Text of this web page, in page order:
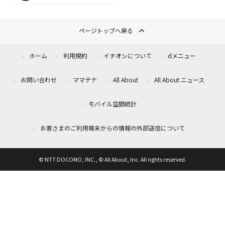
ページトップへ戻る
ホーム 利用規約 イチオシについて dメニュー
お問い合わせ ママテナ All About All About ニュース
モバイル空間統計
お客さまのご利用端末からの情報の外部送信について
© NTT DOCOMO, INC., © All About, Inc. All rights reserved.